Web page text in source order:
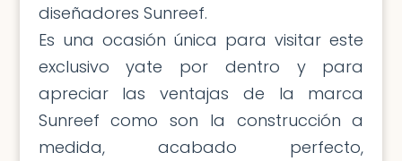
diseñadores Sunreef.
Es una ocasión única para visitar este
exclusivo yate por dentro y para
apreciar las ventajas de la marca
Sunreef como son la construcción a
medida, acabado perfecto,